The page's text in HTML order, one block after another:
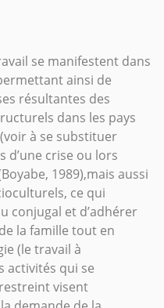
se manifestent dans
ainsi de
résultantes des
dans les pays
à se substituer
crise ou lors
1989),mais aussi
ce qui
conjugal et d’adhérer
la famille tout en
(le travail à
activités qui se
visent